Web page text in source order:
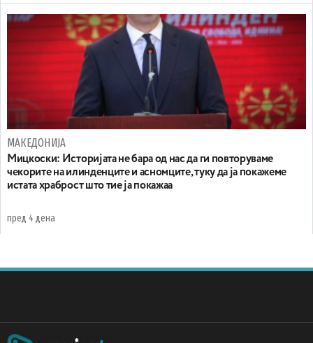
МАКЕДОНИЈА
Мицкоски: Историјата не бара од нас да ги повторуваме
чекорите на илинденците и асномците, туку да ја покажеме
истата храброст што тие ја покажаа
пред 4 дена